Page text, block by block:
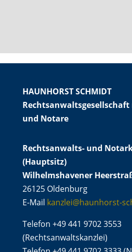
HAUNHORST SCHMIDT
Rechtsanwaltsgesellschaft
und Notare
Rechtsanwalts- und
(Hauptsitz)
Wilhelmshavener
26125 Oldenburg
E-Mail kanzlei@haunhorst-
Telefon +49 441 9702 3553
(Rechtsanwaltskanzlei)